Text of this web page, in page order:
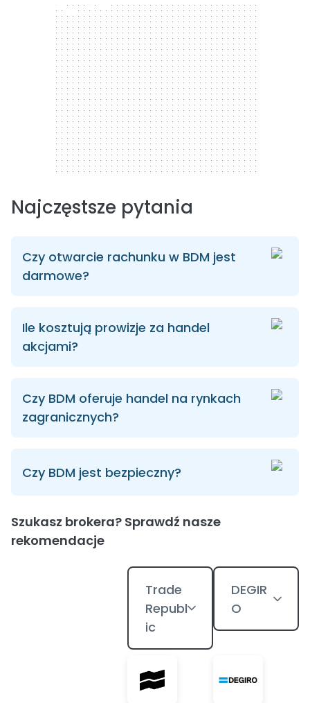
300 x 250
Najczęstsze pytania
Czy otwarcie rachunku w BDM jest
darmowe?
Ile kosztują prowizje za handel
akcjami?
Czy BDM oferuje handel na rynkach
zagranicznych?
Czy BDM jest bezpieczny?
Szukasz brokera? Sprawdź nasze
rekomendacje
Trade
Republ
ic
DEGIR
O